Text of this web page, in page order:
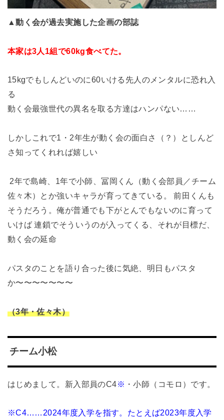
▲動く会が過去実施した企画の部誌
本家は3人1組で60kg食べてた。
15kgでもしんどいのに60いける先人のメンタルに恐れ入
る
動く会最強世代の異名を取る方達はハンパない……
しかしこれで1・2年生が動く会の面白さ（？）としんど
さ知ってくれれば嬉しい
2年で島崎、1年で小師、冨岡くん（動く会部員／チーム
佐々木）とか強いキャラが育ってきている。 前田くんも
そうだろう。俺が普通でも下がとんでもないのに育って
いけば 連鎖でそういうのが入ってくる、それが目標だ、
動く会の延命
パスタのことを語り合った後に気絶、明日もパスタ
か〜〜〜〜〜〜〜
（3年・佐々木）
チーム小松
はじめまして。新入部員のC4※ ・小師（コモロ）です。
※C4……2024年度入学を指す。たとえば2023年度入学